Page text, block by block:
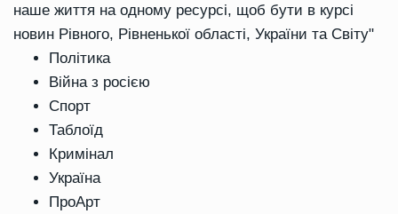
наше життя на одному ресурсі, щоб бути в курсі
новин Рівного, Рівненької області, України та Світу"
Політика
Війна з росією
Спорт
Таблоїд
Кримінал
Україна
ПроАрт